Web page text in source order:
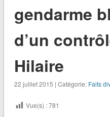
gendarme
d’un
Hilaire
22 juillet 2015 | Catégorie: Faits
Vue(s) :781